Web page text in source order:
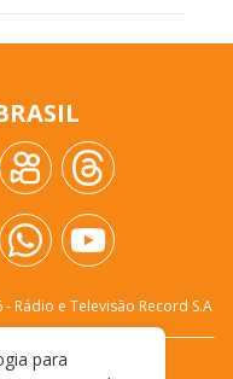
- Rádio e Televisão Record S.A
PRIVACIDADE
para